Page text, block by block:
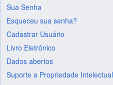
Sua Senha
Esqueceu sua senha?
Cadastrar Usuário
Livro Eletrônico
Dados abertos
Suporte a Propriedade Intelectual